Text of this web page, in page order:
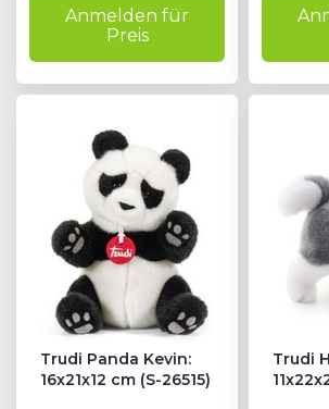
Anmelden für
Preis
Trudi Panda Kevin:
16x21x12 cm (S-26515)
Trudi